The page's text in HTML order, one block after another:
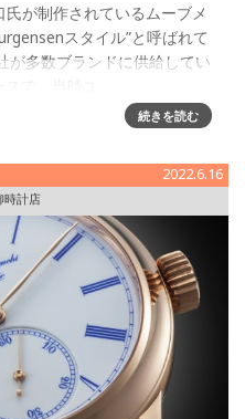
が制作されているムーブメ
スタイル”と呼ばれて
が多数ブランドに供給してい
続きを読む
2022.6.16
時計店